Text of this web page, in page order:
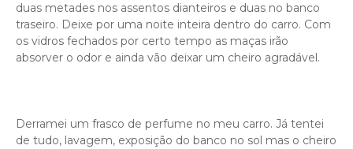
duas metades nos assentos dianteiros e duas no banco
traseiro. Deixe por uma noite inteira dentro do carro. Com
os vidros fechados por certo tempo as maças irão
absorver o odor e ainda vão deixar um cheiro agradável.
Derramei um frasco de perfume no meu carro. Já tentei
de tudo, lavagem, exposição do banco no sol mas o cheiro